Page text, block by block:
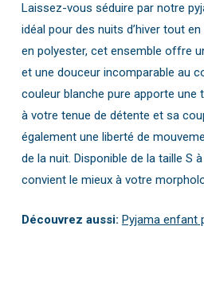
Laissez-vous séduire par notre
idéal pour des nuits d’hiver tout
en polyester, cet ensemble offre
et une douceur incomparable au
couleur blanche pure apporte une
à votre tenue de détente et sa
également une liberté de
de la nuit. Disponible de la taille S
convient le mieux à votre
Découvrez aussi: Pyjama enfant